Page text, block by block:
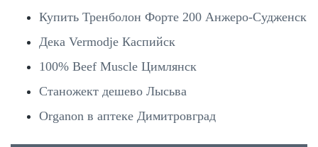
Купить Тренболон Форте 200 Анжеро-Судженск
Дека Vermodje Каспийск
100% Beef Muscle Цимлянск
Станожект дешево Лысьва
Organon в аптеке Димитровград